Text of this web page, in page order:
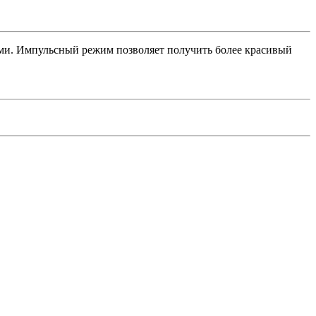
Импульсный режим позволяет получить более красивый